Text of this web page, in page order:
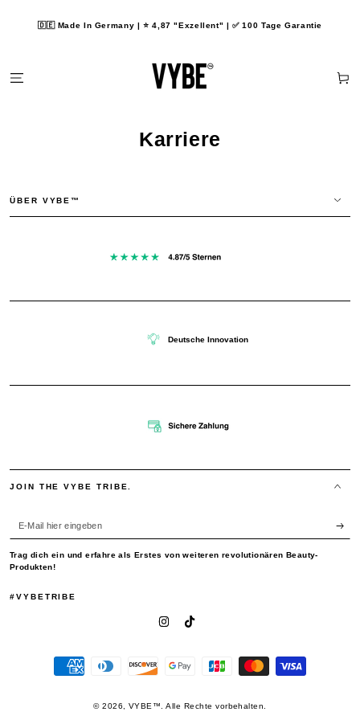
🇩🇪 Made In Germany | ⭐️ 4,87 "Exzellent" | ✅ 100 Tage Garantie
Karriere
ÜBER VYBE™
JOIN THE VYBE TRIBE.
E-
hier
Trag dich ein und erfahre als Erstes von weiteren revolutionären Beauty-
Produkten!
#VYBETRIBE
InstagramTikTok
© 2026, VYBE™ . Alle Rechte vorbehalten.
Zahlungsmöglichkeiten